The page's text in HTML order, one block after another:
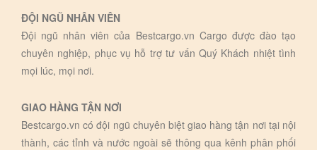
ĐỘI NGŨ NHÂN VIÊN
Đội ngũ nhân viên của Bestcargo.vn Cargo được đào tạo
chuyên nghiệp, phục vụ hỗ trợ tư vấn Quý Khách nhiệt tình
mọi lúc, mọi nơi.
GIAO HÀNG TẬN NƠI
Bestcargo.vn có đội ngũ chuyên biệt giao hàng tận nơi tại nội
thành, các tỉnh và nước ngoài sẽ thông qua kênh phân phối